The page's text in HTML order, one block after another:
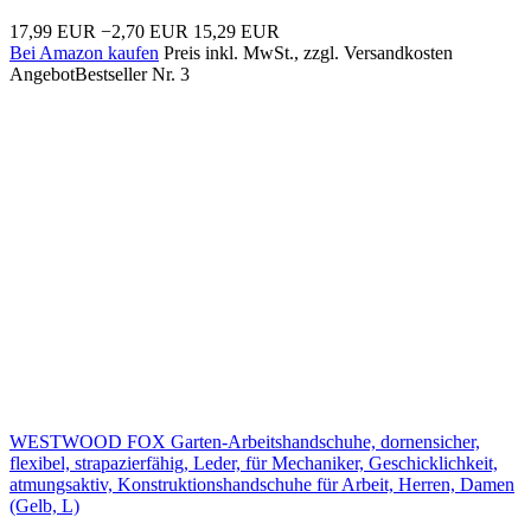
17,99 EUR −2,70 EUR 15,29 EUR
Bei Amazon kaufen Preis inkl. MwSt., zzgl. Versandkosten
AngebotBestseller Nr. 3
WESTWOOD FOX Garten-Arbeitshandschuhe, dornensicher,
flexibel, strapazierfähig, Leder, für Mechaniker, Geschicklichkeit,
atmungsaktiv, Konstruktionshandschuhe für Arbeit, Herren, Damen
(Gelb, L)